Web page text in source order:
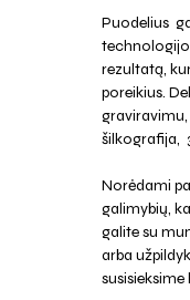
Puodelius
rezultatą,
poreikius.
graviravimu,
šilkografija,
Norėdami
galimybių,
galite su
arba
susisieksime